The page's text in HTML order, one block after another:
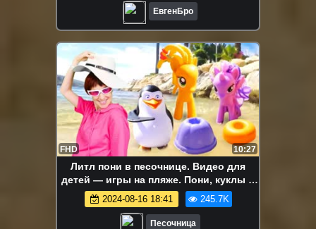
ЕвгенБро
FHD 10:27
Литл пони в песочнице. Видео для
детей — игры на пляже. Пони, куклы и
Маша Капуки Кануки
2024-08-16 18:41 245.7K
Песочница